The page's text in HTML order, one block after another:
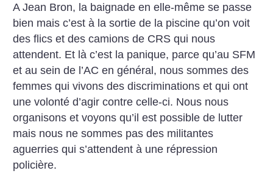
A Jean Bron, la baignade en elle-même se passe
bien mais c’est à la sortie de la piscine qu’on voit
des flics et des camions de CRS qui nous
attendent. Et là c’est la panique, parce qu’au SFM
et au sein de l’AC en général, nous sommes des
femmes qui vivons des discriminations et qui ont
une volonté d’agir contre celle-ci. Nous nous
organisons et voyons qu’il est possible de lutter
mais nous ne sommes pas des militantes
aguerries qui s’attendent à une répression
policière.